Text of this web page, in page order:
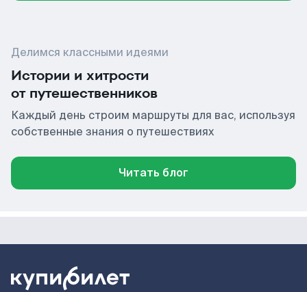
Делимся классными идеями
Истории и хитрости
от путешественников
Каждый день строим маршруты для вас, используя
собственные знания о путешествиях
Читать блог